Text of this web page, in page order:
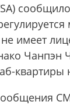
имеет
Чанпэн
квартиры